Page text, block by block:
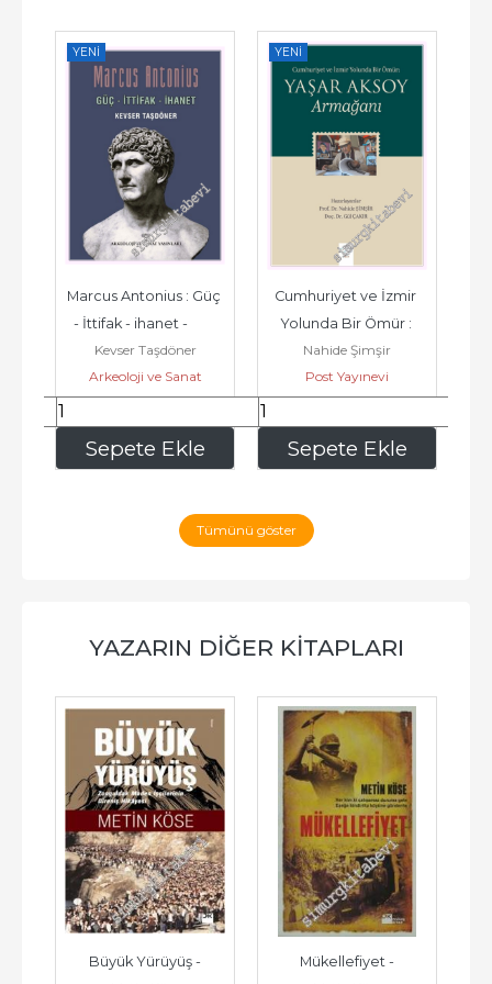
YENI
Sepete Ekle
Marcus Antonius : Güç
- İttifak - ihanet -
2026
Kevser Taşdöner
Arkeoloji ve Sanat
Yayınları
337,50
YENI
Sepete Ekle
Cumhuriyet ve İzmir
Yolunda Bir Ömür :
Yaşar Aksoy Armağanı
-         2026
Nahide Şimşir
Post Yayınevi
875,00
Tümünü göster
YAZARIN DIĞER KITAPLARI
Büyük Yürüyüş -
Mükellefiyet -